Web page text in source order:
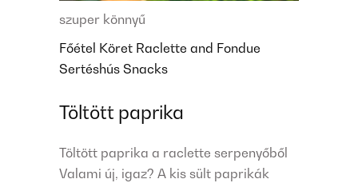
szuper könnyű
Főétel Köret Raclette and Fondue
Sertéshús Snacks
Töltött paprika
Töltött paprika a raclette serpenyőből
Valami új, igaz? A kis sült paprikák